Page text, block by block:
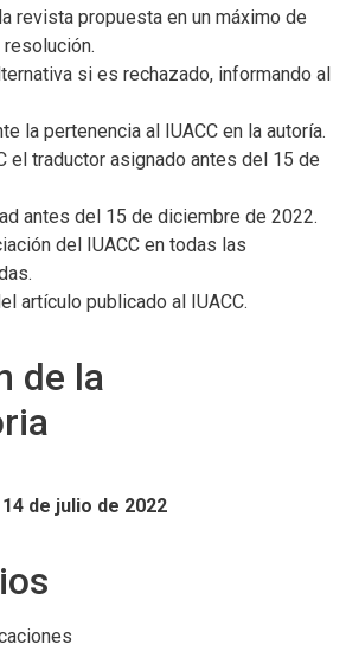
revista propuesta en un máximo de
si es rechazado, informando al
la pertenencia al IUACC en la autoría.
el traductor asignado antes del 15 de
antes del 15 de diciembre de 2022.
del IUACC en todas las
artículo publicado al IUACC.
de la
14 de julio de 2022